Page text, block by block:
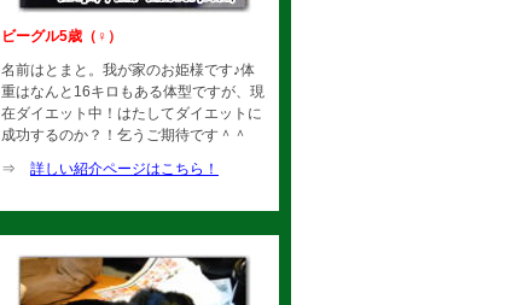
ビーグル5歳（♀）
名前はとまと。我が家のお姫様です♪体
重はなんと16キロもある体型ですが、現
在ダイエット中！はたしてダイエットに
成功するのか？！乞うご期待です＾＾
⇒ 詳しい紹介ページはこちら！